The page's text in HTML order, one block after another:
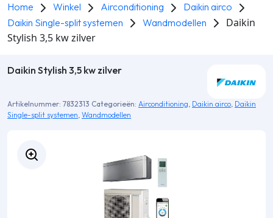
Home Winkel Airconditioning
Daikin airco
Daikin Single-split systemen
Wandmodellen
Daikin
Stylish 3,5 kw zilver
Daikin Stylish 3,5 kw zilver
Artikelnummer: 7832313 Categorieën: Airconditioning, Daikin airco, Daikin
Single-split systemen, Wandmodellen